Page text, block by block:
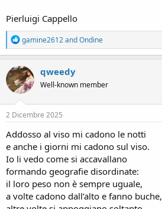
Pierluigi Cappello
R
e
a
c
t
i
o
n
s
gamine2612andOndine
qweedy
Well-known member
2 Dicembre 2025
Addosso al viso mi cadono le notti
e anche i giorni mi cadono sul viso.
Io li vedo come si accavallano
formando geografie disordinate:
il loro peso non è sempre uguale,
a volte cadono dall’alto e fanno buche,